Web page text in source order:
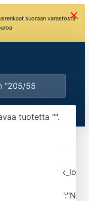
suoraan varastosta ·
tuotetta "".